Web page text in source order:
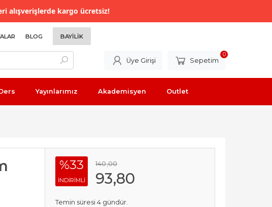
alışverişlerde kargo ücretsiz!
BLOG BAYILIK
Üye Girişi Sepetim
0
Yayınlarımız Akademisyen Outlet
%33
INDIRIMLI
140,00
93,80
Temin süresi 4 gündür.